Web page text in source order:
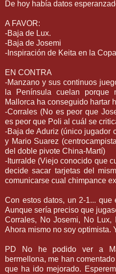
De hoy había datos
A FAVOR:
-Baja de Lux.
-Baja de Josemi
-Inspiración de Keita en la Copa
EN CONTRA
-Manzano y sus continuos
la
Penínsulacuelan porque
Mallorca ha conseguido hartar
-Corrales (No es peor que
es peor que Poli al cuál se
-Baja de Aduriz(único jugador
y Mario Suarez (
del doble pivote China-Martí)
- Iturralde (Viejo conocido que
decide sacar tarjetas del
comunicarse cual chimpance
Con estos datos, un 2-1... que
Aunque sería preciso que
Corrales, NoJosemi, No Lux,
Ahora mismo no soy optimista.
PD No he podido ver a
bermellona, me han
que ha ido mejorado.